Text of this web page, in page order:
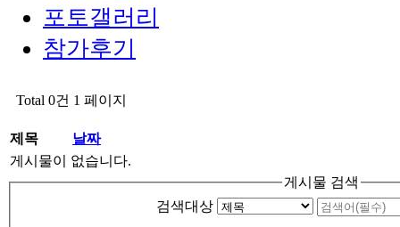
포토갤러리
참가후기
Total 0건 1 페이지
제목
날짜
게시물이 없습니다.
게시물 검색
검색대상